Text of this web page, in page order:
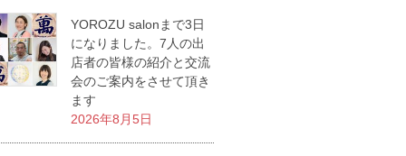
YOROZU salonまで3日
になりました。7人の出
店者の皆様の紹介と交流
会のご案内をさせて頂き
ます
2026年8月5日